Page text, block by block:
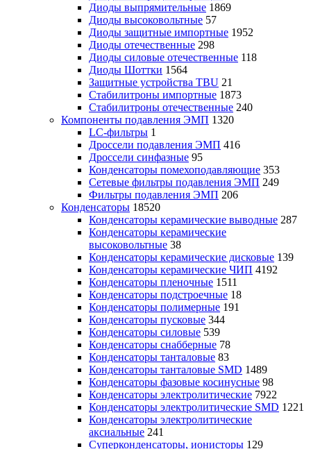
Диоды выпрямительные 1869
Диоды высоковольтные 57
Диоды защитные импортные 1952
Диоды отечественные 298
Диоды силовые отечественные 118
Диоды Шоттки 1564
Защитные устройства TBU 21
Стабилитроны импортные 1873
Стабилитроны отечественные 240
Компоненты подавления ЭМП 1320
LC-фильтры 1
Дроссели подавления ЭМП 416
Дроссели синфазные 95
Конденсаторы помехоподавляющие 353
Сетевые фильтры подавления ЭМП 249
Фильтры подавления ЭМП 206
Конденсаторы 18520
Конденсаторы керамические выводные 287
Конденсаторы керамические
высоковольтные 38
Конденсаторы керамические дисковые 139
Конденсаторы керамические ЧИП 4192
Конденсаторы пленочные 1511
Конденсаторы подстроечные 18
Конденсаторы полимерные 191
Конденсаторы пусковые 344
Конденсаторы силовые 539
Конденсаторы снабберные 78
Конденсаторы танталовые 83
Конденсаторы танталовые SMD 1489
Конденсаторы фазовые косинусные 98
Конденсаторы электролитические 7922
Конденсаторы электролитические SMD 1221
Конденсаторы электролитические
аксиальные 241
Суперконденсаторы, ионисторы 129